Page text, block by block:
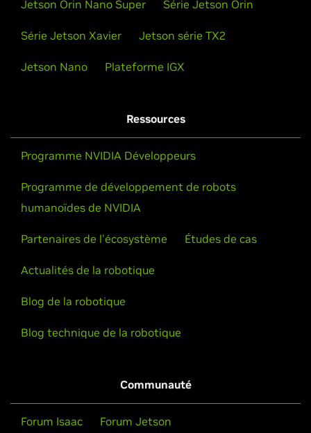
Jetson Orin Nano Super Série Jetson Orin
Série Jetson Xavier Jetson série TX2
Jetson Nano Plateforme IGX
Ressources
Programme NVIDIA Développeurs
Programme de développement de robots
humanoïdes de NVIDIA
Partenaires de l'écosystème Études de cas
Actualités de la robotique
Blog de la robotique
Blog technique de la robotique
Communauté
Forum Isaac Forum Jetson